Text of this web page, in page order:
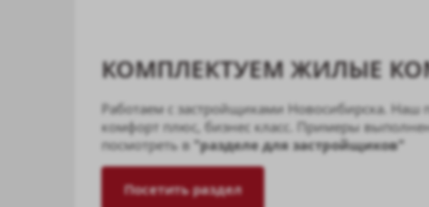
КОМПЛЕКТУЕМ ЖИЛЫЕ
Работаем с застройщиками Новосибирска. Наш
комфорт плюс, бизнес класс. Примеры
посмотреть в "разделе для застройщиков"
Посетить раздел